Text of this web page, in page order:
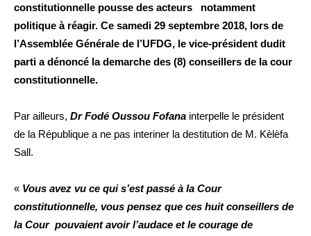
constitutionnelle pousse des acteurs notamment
politique à réagir. Ce samedi 29 septembre 2018, lors de
l’Assemblée Générale de l’UFDG, le vice-président dudit
parti a dénoncé la demarche des (8) conseillers de la cour
constitutionnelle.
Par ailleurs, Dr Fodé Oussou Fofana interpelle le président
de la République a ne pas interiner la destitution de M. Kèlèfa
Sall.
« Vous avez vu ce qui s’est passé à la Cour
constitutionnelle, vous pensez que ces huit conseillers de
la Cour pouvaient avoir l’audace et le courage de